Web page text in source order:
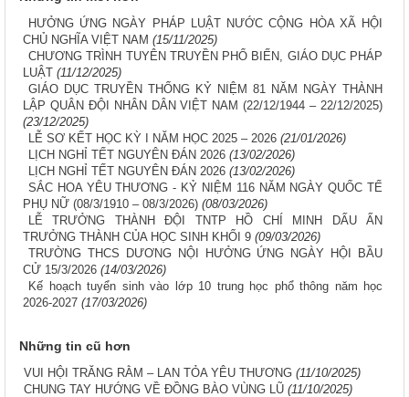
HƯỞNG ỨNG NGÀY PHÁP LUẬT NƯỚC CỘNG HÒA XÃ HỘI
CHỦ NGHĨA VIỆT NAM (15/11/2025)
CHƯƠNG TRÌNH TUYÊN TRUYỀN PHỔ BIẾN, GIÁO DỤC PHÁP
LUẬT (11/12/2025)
GIÁO DỤC TRUYỀN THỐNG KỶ NIỆM 81 NĂM NGÀY THÀNH
LẬP QUÂN ĐỘI NHÂN DÂN VIỆT NAM (22/12/1944 – 22/12/2025)
(23/12/2025)
LỄ SƠ KẾT HỌC KỲ I NĂM HỌC 2025 – 2026 (21/01/2026)
LỊCH NGHỈ TẾT NGUYÊN ĐÁN 2026 (13/02/2026)
LỊCH NGHỈ TẾT NGUYÊN ĐÁN 2026 (13/02/2026)
SẮC HOA YÊU THƯƠNG - KỶ NIỆM 116 NĂM NGÀY QUỐC TẾ
PHỤ NỮ (08/3/1910 – 08/3/2026) (08/03/2026)
LỄ TRƯỞNG THÀNH ĐỘI TNTP HỒ CHÍ MINH DẤU ẤN
TRƯỞNG THÀNH CỦA HỌC SINH KHỐI 9 (09/03/2026)
TRƯỜNG THCS DƯƠNG NỘI HƯỞNG ỨNG NGÀY HỘI BẦU
CỬ 15/3/2026 (14/03/2026)
Kế hoạch tuyển sinh vào lớp 10 trung học phổ thông năm học
2026-2027 (17/03/2026)
Những tin cũ hơn
VUI HỘI TRĂNG RẰM – LAN TỎA YÊU THƯƠNG (11/10/2025)
CHUNG TAY HƯỚNG VỀ ĐỒNG BÀO VÙNG LŨ (11/10/2025)